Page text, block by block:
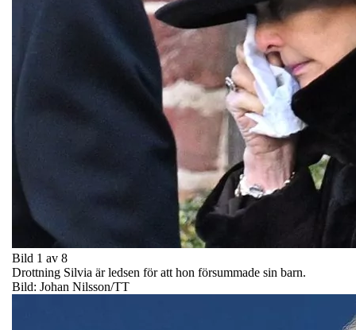
Bild 1 av 8
Drottning Silvia är ledsen för att hon försummade sin barn.
Bild: Johan Nilsson/TT